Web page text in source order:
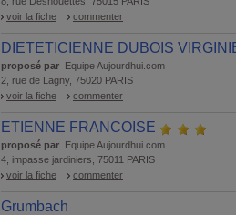
voir la fiche
commenter
DIETETICIENNE DUBOIS
proposé par Equipe Aujourdhui.com
2, rue de Lagny, 75020 PARIS
voir la fiche
commenter
ETIENNE FRANCOISE
proposé par Equipe Aujourdhui.com
4, impasse jardiniers, 75011 PARIS
voir la fiche
commenter
Grumbach